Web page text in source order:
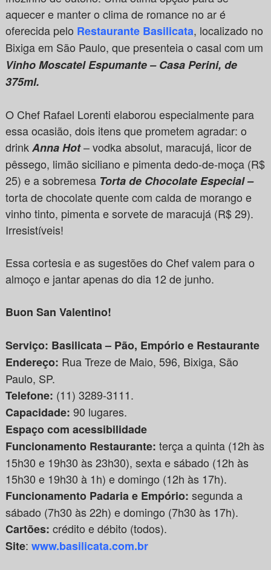
aquecer e manter o clima de romance no ar é
oferecida pelo Restaurante Basilicata, localizado no
Bixiga em São Paulo, que presenteia o casal com um
Vinho Moscatel Espumante – Casa Perini, de
375ml.
O Chef Rafael Lorenti elaborou especialmente para
essa ocasião, dois itens que prometem agradar: o
drinkAnna Hot– vodka absolut, maracujá, licor de
pêssego, limão siciliano e pimenta dedo-de-moça (R$
25) e a sobremesa Torta de Chocolate Especial –
torta de chocolate quente com calda de morango e
vinho tinto, pimenta e sorvete de maracujá (R$ 29).
Irresistíveis!
Essa cortesia e as sugestões do Chef valem para o
almoço e jantar apenas do dia 12 de junho.
Buon San Valentino!
Serviço: Basilicata – Pão, Empório e Restaurante
Endereço: Rua Treze de Maio, 596, Bixiga, São
Paulo, SP.
Telefone: (11) 3289-3111.
Capacidade: 90 lugares.
Espaço com acessibilidade
Funcionamento Restaurante: terça a quinta (12h às
15h30 e 19h30 às 23h30), sexta e sábado (12h às
15h30 e 19h30 à 1h) e domingo (12h às 17h).
Funcionamento Padaria e Empório: segunda a
sábado (7h30 às 22h) e domingo (7h30 às 17h).
Cartões: crédito e débito (todos).
Site: www.basilicata.com.br